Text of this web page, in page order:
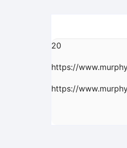
20
https://
https://